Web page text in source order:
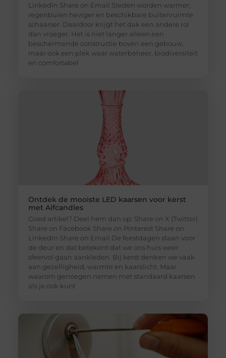
LinkedIn Share on Email Steden worden warmer,
regenbuien heviger en beschikbare buitenruimte
schaarser. Daardoor krijgt het dak een andere rol
dan vroeger. Het is niet langer alleen een
beschermende constructie boven een gebouw,
maar ook een plek waar waterbeheer, biodiversiteit
en comfortabel
Ontdek de mooiste LED kaarsen voor kerst
met Aifcandles
Goed artikel? Deel hem dan op: Share on X (Twitter)
Share on Facebook Share on Pinterest Share on
LinkedIn Share on Email De feestdagen staan voor
de deur en dat betekent dat we ons huis weer
sfeervol gaan aankleden. Bij kerst denken we vaak
aan gezelligheid, warmte en kaarslicht. Maar
waarom genoegen nemen met standaard kaarsen
als je ook kunt